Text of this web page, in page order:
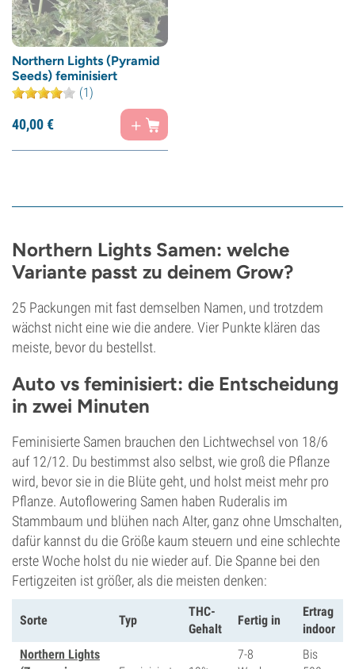
Northern Lights (Pyramid
Seeds) feminisiert
(1)
40,00€
Northern Lights Samen: welche
Variante passt zu deinem Grow?
25 Packungen mit fast demselben Namen, und trotzdem
wächst nicht eine wie die andere. Vier Punkte klären das
meiste, bevor du bestellst.
Auto vs feminisiert: die Entscheidung
in zwei Minuten
Feminisierte Samen brauchen den Lichtwechsel von 18/6
auf 12/12. Du bestimmst also selbst, wie groß die Pflanze
wird, bevor sie in die Blüte geht, und holst meist mehr pro
Pflanze. Autoflowering Samen haben Ruderalis im
Stammbaum und blühen nach Alter, ganz ohne Umschalten,
dafür kannst du die Größe kaum steuern und eine schlechte
erste Woche holst du nie wieder auf. Die Spanne bei den
Fertigzeiten ist größer, als die meisten denken:
Sorte Typ
THC-
Gehalt
Fertig in
Ertrag
indoor
Northern Lights
7-8
Bis